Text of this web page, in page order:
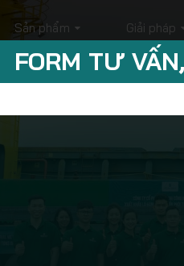
Sản phẩm Giải pháp
FORM TƯ